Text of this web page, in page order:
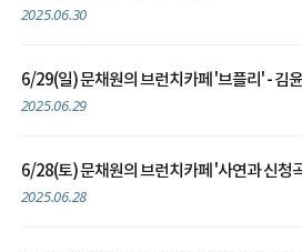
2025.06.30
6/29(일) 문채원의 브런치카페 '브플리' - 김
2025.06.29
6/28(토) 문채원의 브런치카페 '사연과 신청
2025.06.28